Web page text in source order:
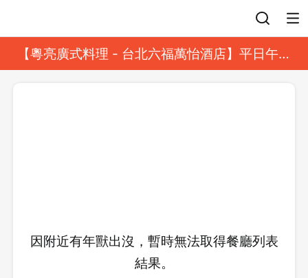
【粵亮廣式料理 - 台北六福萬怡酒店】平日午餐
8 折起｜靓港點套餐
因附近有年獸出沒，暫時無法取得餐廳列表
結果。